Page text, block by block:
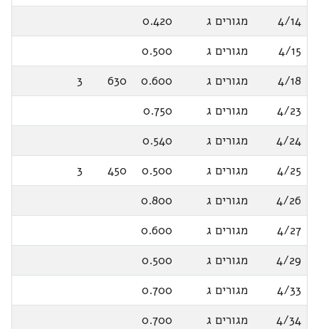
4/14
מגורים ג
0.420
4/15
מגורים ג
0.500
4/18
מגורים ג 0.600
630
3
4/23
מגורים ג
0.750
4/24
מגורים ג
0.540
4/25
מגורים ג 0.500
450
3
4/26
מגורים ג
0.800
4/27
מגורים ג
0.600
4/29
מגורים ג
0.500
4/33
מגורים ג
0.700
4/34
מגורים ג
0.700